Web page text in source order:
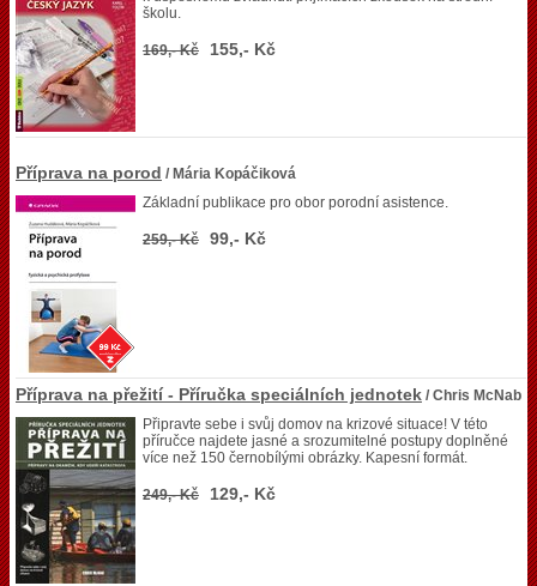
školu.
169,- Kč 155,- Kč
Příprava na porod / Mária Kopáčiková
Základní publikace pro obor porodní asistence.
259,- Kč 99,- Kč
Příprava na přežití - Příručka speciálních jednotek / Chris McNab
Připravte sebe i svůj domov na krizové situace! V této
příručce najdete jasné a srozumitelné postupy doplněné
více než 150 černobílými obrázky. Kapesní formát.
249,- Kč 129,- Kč